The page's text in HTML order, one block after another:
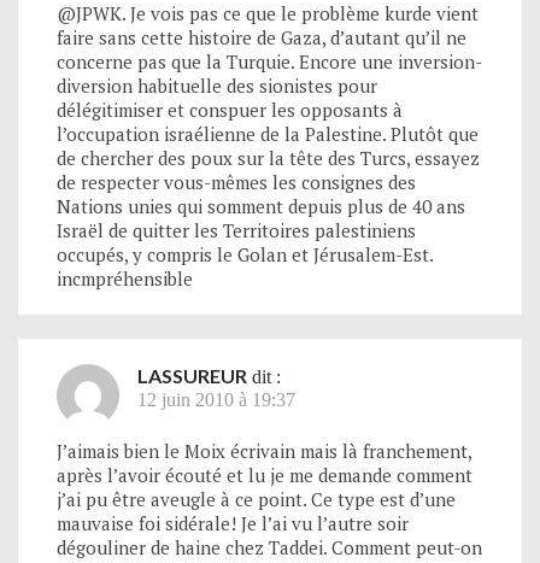
@JPWK. Je vois pas ce que le problème kurde vient
faire sans cette histoire de Gaza, d’autant qu’il ne
concerne pas que la Turquie. Encore une inversion-
diversion habituelle des sionistes pour
délégitimiser et conspuer les opposants à
l’occupation israélienne de la Palestine. Plutôt que
de chercher des poux sur la tête des Turcs, essayez
de respecter vous-mêmes les consignes des
Nations unies qui somment depuis plus de 40 ans
Israël de quitter les Territoires palestiniens
occupés, y compris le Golan et Jérusalem-Est.
incmpréhensible
LASSUREUR dit :
12 juin 2010 à 19:37
J’aimais bien le Moix écrivain mais là franchement,
après l’avoir écouté et lu je me demande comment
j’ai pu être aveugle à ce point. Ce type est d’une
mauvaise foi sidérale! Je l’ai vu l’autre soir
dégouliner de haine chez Taddei. Comment peut-on